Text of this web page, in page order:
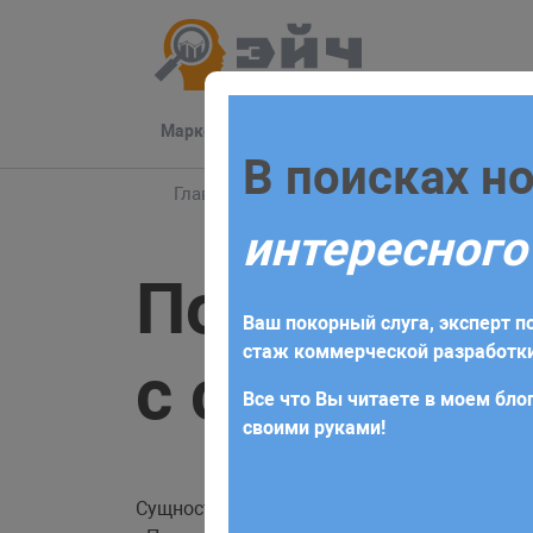
Маркетинг
Главная Блог Bitrix Понятие
Понятие
с
Сущность — это таблица в базе данных.
Заполните
Для начала сотрудничества
получите коммерческое
требований и поставленных
В поисках
Ваш покорный слуга, эксперт
стаж коммерческой
Все что Вы читаете в моем
своими руками!